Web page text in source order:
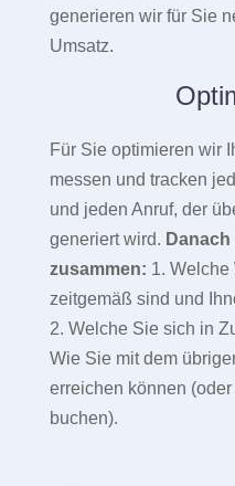
generieren wir für Sie
Umsatz.
Für Sie optimieren wir
messen und tracken
und jeden Anruf, der
generiert wird.
zusammen: 1. Welche
zeitgemäß sind und
2. Welche Sie sich in
Wie Sie mit dem
erreichen können
buchen).